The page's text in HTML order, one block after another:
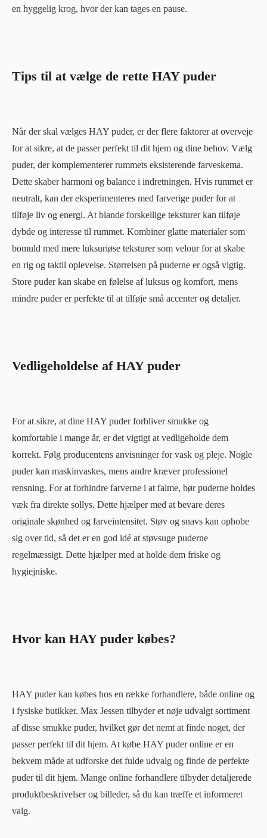
en hyggelig krog, hvor der kan tages en pause.
Tips til at vælge de rette HAY puder
Når der skal vælges HAY puder, er der flere faktorer at overveje
for at sikre, at de passer perfekt til dit hjem og dine behov. Vælg
puder, der komplementerer rummets eksisterende farveskema.
Dette skaber harmoni og balance i indretningen. Hvis rummet er
neutralt, kan der eksperimenteres med farverige puder for at
tilføje liv og energi. At blande forskellige teksturer kan tilføje
dybde og interesse til rummet. Kombiner glatte materialer som
bomuld med mere luksuriøse teksturer som velour for at skabe
en rig og taktil oplevelse. Størrelsen på puderne er også vigtig.
Store puder kan skabe en følelse af luksus og komfort, mens
mindre puder er perfekte til at tilføje små accenter og detaljer.
Vedligeholdelse af HAY puder
For at sikre, at dine HAY puder forbliver smukke og
komfortable i mange år, er det vigtigt at vedligeholde dem
korrekt. Følg producentens anvisninger for vask og pleje. Nogle
puder kan maskinvaskes, mens andre kræver professionel
rensning. For at forhindre farverne i at falme, bør puderne holdes
væk fra direkte sollys. Dette hjælper med at bevare deres
originale skønhed og farveintensitet. Støv og snavs kan ophobe
sig over tid, så det er en god idé at støvsuge puderne
regelmæssigt. Dette hjælper med at holde dem friske og
hygiejniske.
Hvor kan HAY puder købes?
HAY puder kan købes hos en række forhandlere, både online og
i fysiske butikker. Max Jessen tilbyder et nøje udvalgt sortiment
af disse smukke puder, hvilket gør det nemt at finde noget, der
passer perfekt til dit hjem. At købe HAY puder online er en
bekvem måde at udforske det fulde udvalg og finde de perfekte
puder til dit hjem. Mange online forhandlere tilbyder detaljerede
produktbeskrivelser og billeder, så du kan træffe et informeret
valg.